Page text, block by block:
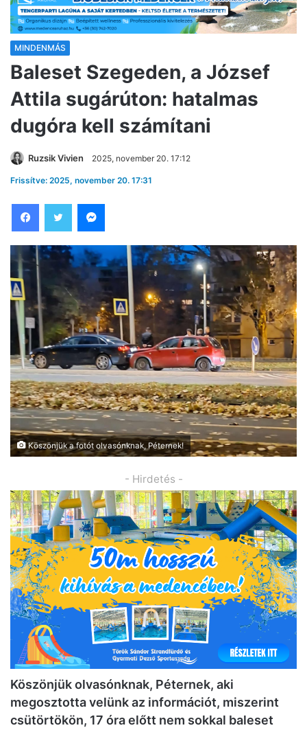
MINDENMÁS
Baleset Szegeden, a József
Attila sugárúton: hatalmas
dugóra kell számítani
Ruzsik Vivien 2025, november 20. 17:12
Frissítve: 2025, november 20. 17:31
Köszönjük a fotót olvasónknak, Péternek!
- Hirdetés -
Köszönjük olvasónknak, Péternek, aki
megosztotta velünk az információt, miszerint
csütörtökön, 17 óra előtt nem sokkal baleset